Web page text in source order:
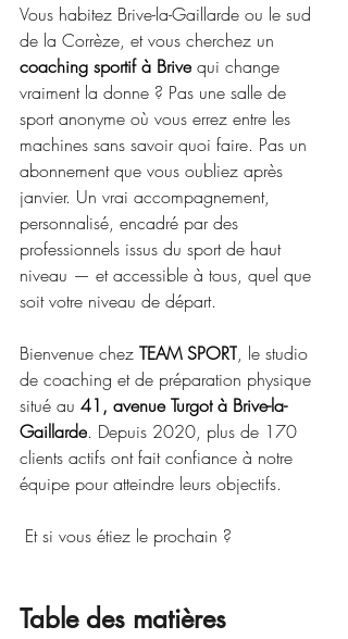
Vous habitez Brive-la-Gaillarde ou le sud
de la Corrèze, et vous cherchez un
coaching sportif à Brive qui change
vraiment la donne ? Pas une salle de
sport anonyme où vous errez entre les
machines sans savoir quoi faire. Pas un
abonnement que vous oubliez après
janvier. Un vrai accompagnement,
personnalisé, encadré par des
professionnels issus du sport de haut
niveau — et accessible à tous, quel que
soit votre niveau de départ.
Bienvenue chez TEAM SPORT, le studio
de coaching et de préparation physique
situé au 41, avenue Turgot à Brive-la-
Gaillarde. Depuis 2020, plus de 170
clients actifs ont fait confiance à notre
équipe pour atteindre leurs objectifs.
Et si vous étiez le prochain ?
Table des matières